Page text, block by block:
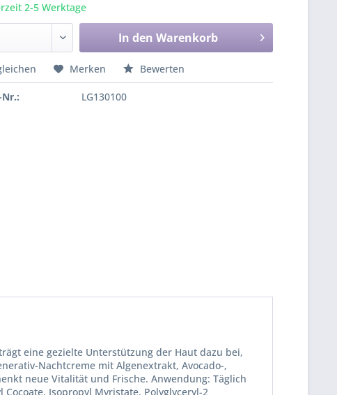
2-5 Werktage
In den Warenkorb
Merken Bewerten
LG130100
eine gezielte Unterstützung der Haut dazu bei,
Nachtcreme mit Algenextrakt, Avocado-,
neue Vitalität und Frische. Anwendung: Täglich
Cocoate, Isopropyl Myristate, Polyglyceryl-2